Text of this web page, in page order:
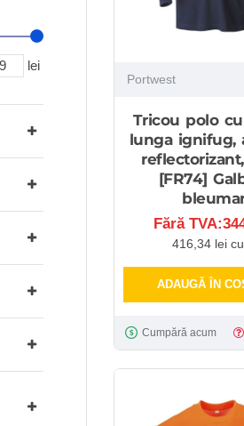
lei
Portwest
Tricou polo
lunga ignifug,
[FR74]
Fără
416,34 lei
ADAUGĂ ÎN
Cumpără acum